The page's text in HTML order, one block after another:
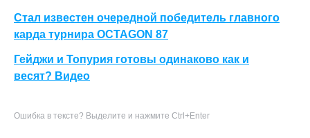
Стал известен очередной победитель главного
карда турнира OCTAGON 87
Гейджи и Топурия готовы одинаково как и
весят? Видео
Ошибка в тексте? Выделите и нажмите Ctrl+Enter